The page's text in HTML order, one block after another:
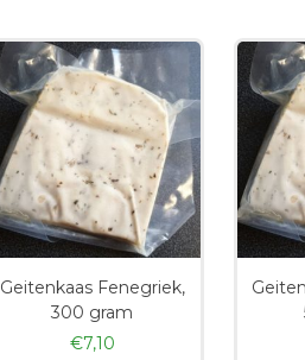
Geitenkaas Fenegriek,
300 gram
€7,10